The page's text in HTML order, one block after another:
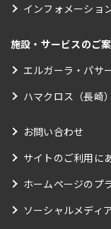
インフォメーショ
施設・サービスのご
エルガーラ・パサ
ハマクロス（長崎）
お問い合わせ
サイトのご利用に
ホームページのプ
ソーシャルメディ